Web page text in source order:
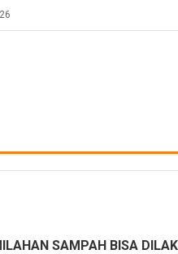
SAMPAH BISA